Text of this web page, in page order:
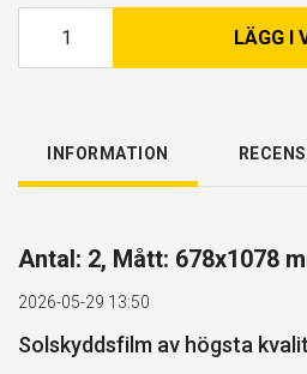
LÄGG I
INFORMATION
Antal: 2, Mått: 678x1078
2026-05-29 13:50
Solskyddsfilm av högsta